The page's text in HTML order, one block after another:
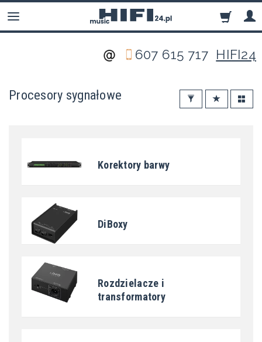
607 615 717 HIFI24
Procesory sygnałowe
Korektory barwy
DiBoxy
Rozdzielacze i
transformatory